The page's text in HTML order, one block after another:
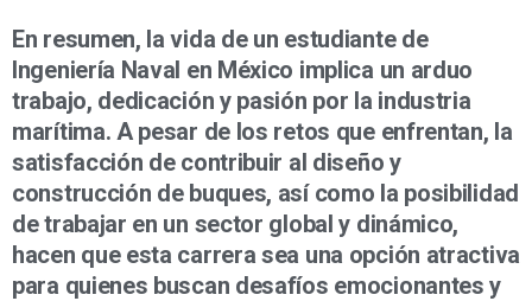
En resumen, la vida de un estudiante de
Ingeniería Naval en México implica un arduo
trabajo, dedicación y pasión por la industria
marítima. A pesar de los retos que enfrentan, la
satisfacción de contribuir al diseño y
construcción de buques, así como la posibilidad
de trabajar en un sector global y dinámico,
hacen que esta carrera sea una opción atractiva
para quienes buscan desafíos emocionantes y